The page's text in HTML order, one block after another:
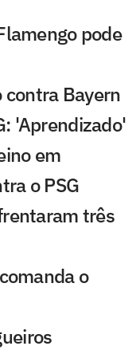
pode
contra Bayern
'Aprendizado'
em
o PSG
três
o